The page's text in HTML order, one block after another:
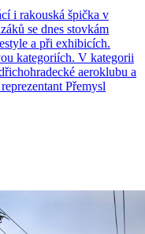
i rakouská špička v
se dnes stovkám
a při exhibicích.
kategoriích. V kategorii
aeroklubu a
Přemysl